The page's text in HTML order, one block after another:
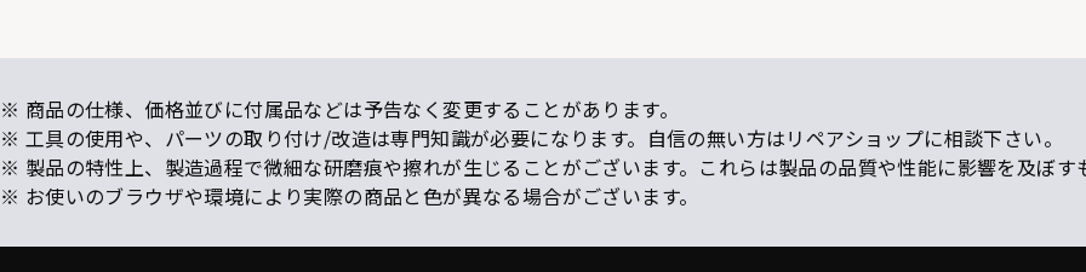
※ 商品の仕様、価格並びに付属品などは予告なく変更することがあります。
※ 工具の使用や、パーツの取り付け/改造は専門知識が必要になります。自信の無い方はリペアショップに相談下さい。
※ 製品の特性上、製造過程で微細な研磨痕や擦れが生じることがございます。これらは製品の品質や性能に影響を及ぼす
※ お使いのブラウザや環境により実際の商品と色が異なる場合がございます。